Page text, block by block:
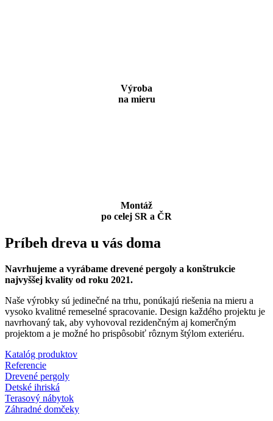
Výroba
na mieru
Montáž
po celej SR a ČR
Príbeh dreva u vás doma
Navrhujeme a vyrábame drevené pergoly a konštrukcie
najvyššej kvality od roku 2021.
Naše výrobky sú jedinečné na trhu, ponúkajú riešenia na mieru a
vysoko kvalitné remeselné spracovanie. Design každého projektu je
navrhovaný tak, aby vyhovoval rezidenčným aj komerčným
projektom a je možné ho prispôsobiť rôznym štýlom exteriéru.
Katalóg produktov
Referencie
Drevené pergoly
Detské ihriská
Terasový nábytok
Záhradné domčeky